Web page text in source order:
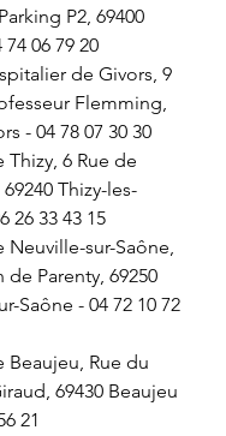
P2, 69400
06 79 20
de Givors, 9
Flemming,
- 04 78 07 30 30
6 Rue de
Thizy-les-
26 33 43 15
Neuville-sur-Saône,
de Parenty, 69250
Saône - 04 72 10 72
Beaujeu, Rue du
69430 Beaujeu
21